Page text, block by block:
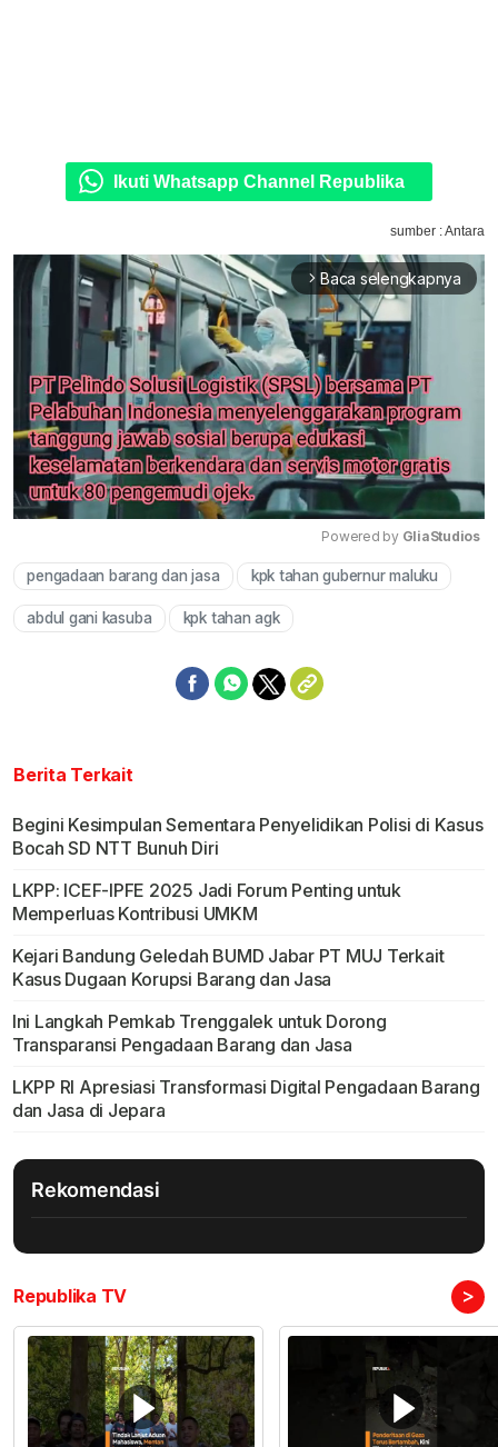
Ikuti Whatsapp Channel Republika
sumber : Antara
arrow_forward_ios Baca selengkapnya
Mute
Powered by GliaStudios
pengadaan barang dan jasa kpk tahan gubernur maluku
abdul gani kasuba kpk tahan agk
Berita Terkait
Begini Kesimpulan Sementara Penyelidikan Polisi di Kasus
Bocah SD NTT Bunuh Diri
LKPP: ICEF-IPFE 2025 Jadi Forum Penting untuk
Memperluas Kontribusi UMKM
Kejari Bandung Geledah BUMD Jabar PT MUJ Terkait
Kasus Dugaan Korupsi Barang dan Jasa
Ini Langkah Pemkab Trenggalek untuk Dorong
Transparansi Pengadaan Barang dan Jasa
LKPP RI Apresiasi Transformasi Digital Pengadaan Barang
dan Jasa di Jepara
Rekomendasi
Republika TV >